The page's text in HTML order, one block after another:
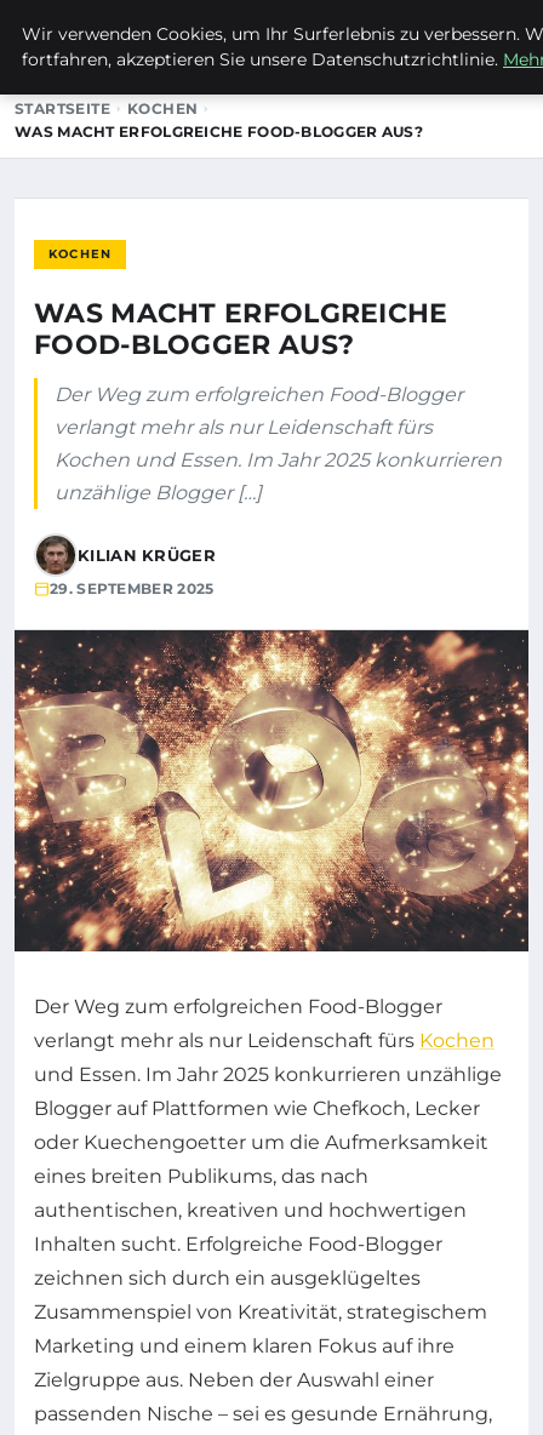
MTUCLUB
STARTSEITE
KOCHEN
WAS MACHT ERFOLGREICHE FOOD-BLOGGER AUS?
KOCHEN
WAS MACHT ERFOLGREICHE
FOOD-BLOGGER AUS?
Der Weg zum erfolgreichen Food-Blogger
verlangt mehr als nur Leidenschaft fürs
Kochen und Essen. Im Jahr 2025 konkurrieren
unzählige Blogger […]
KILIAN KRÜGER
29. SEPTEMBER 2025
Der Weg zum erfolgreichen Food-Blogger
verlangt mehr als nur Leidenschaft fürs Kochen
und Essen. Im Jahr 2025 konkurrieren unzählige
Blogger auf Plattformen wie Chefkoch, Lecker
oder Kuechengoetter um die Aufmerksamkeit
eines breiten Publikums, das nach
authentischen, kreativen und hochwertigen
Inhalten sucht. Erfolgreiche Food-Blogger
zeichnen sich durch ein ausgeklügeltes
Zusammenspiel von Kreativität, strategischem
Marketing und einem klaren Fokus auf ihre
Zielgruppe aus. Neben der Auswahl einer
passenden Nische – sei es gesunde Ernährung,
Wir verwenden Cookies, um Ihr Surferlebnis zu verbessern.
fortfahren, akzeptieren Sie unsere Datenschutzrichtlinie.